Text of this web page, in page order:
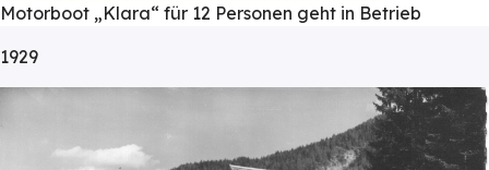
Motorboot „Klara“ für 12 Personen geht in Betrieb
1929